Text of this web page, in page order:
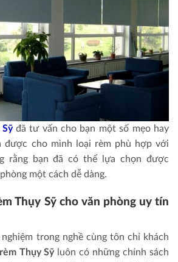
đã tư vấn cho bạn một số mẹo hay
được cho mình loại rèm phù hợp với
rằng bạn đã có thể lựa chọn được
một cách dễ dàng.
Thụy Sỹ cho văn phòng uy tín
trong nghề cùng tôn chỉ khách
rèm Thụy Sỹluôn có những chính sách